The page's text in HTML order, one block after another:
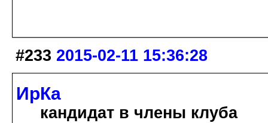
#233 2015-02-11 15:36:28
ИрКа
кандидат в члены клуба